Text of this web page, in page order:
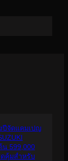
ปีจัดแคมเปญ
น 599,000
คุ้มสำหรับ